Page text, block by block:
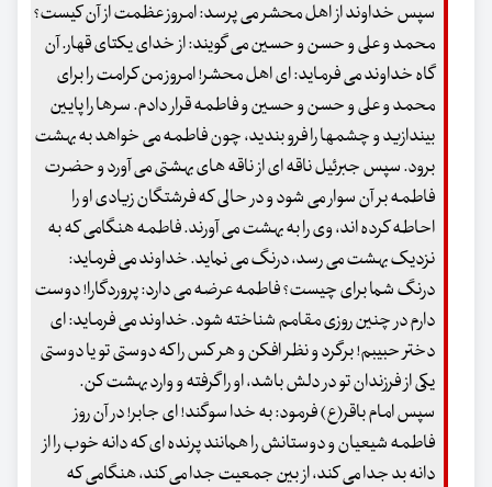
سپس خداوند از اهل محشر می پرسد: امروز عظمت از آن کیست؟
محمد و علی و حسن و حسین می گویند: از خدای یکتای قهار. آن
گاه خداوند می فرماید: ای اهل محشر! امروز من کرامت را برای
محمد و علی و حسن و حسین و فاطمه قرار دادم. سرها را پایین
بیندازید و چشمها را فرو بندید، چون فاطمه می خواهد به بهشت
برود. سپس جبرئیل ناقه ای از ناقه های بهشتی می آورد و حضرت
فاطمه بر آن سوار می شود و در حالی که فرشتگان زیادی او را
احاطه کرده اند، وی را به بهشت می آورند. فاطمه هنگامی که به
نزدیک بهشت می رسد، درنگ می نماید. خداوند می فرماید:
درنگ شما برای چیست؟ فاطمه عرضه می دارد: پروردگارا! دوست
دارم در چنین روزی مقامم شناخته شود. خداوند می فرماید: ای
دختر حبیبم! برگرد و نظر افکن و هر کس را که دوستی تو یا دوستی
یکی از فرزندان تو در دلش باشد، او را گرفته و وارد بهشت کن.
سپس امام باقر(ع) فرمود: به خدا سوگند! ای جابر! در آن روز
فاطمه شیعیان و دوستانش را همانند پرنده ای که دانه خوب را از
دانه بد جدا می کند، از بین جمعیت جدا می کند، هنگامی که